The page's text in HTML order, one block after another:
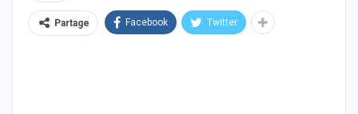
Partage Facebook Twitter